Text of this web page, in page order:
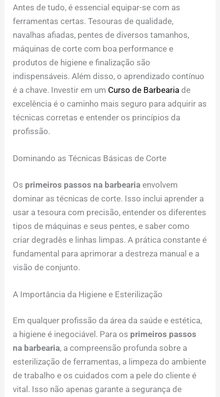
Antes de tudo, é essencial equipar-se com as
ferramentas certas. Tesouras de qualidade,
navalhas afiadas, pentes de diversos tamanhos,
máquinas de corte com boa performance e
produtos de higiene e finalização são
indispensáveis. Além disso, o aprendizado contínuo
é a chave. Investir em um Curso de Barbearia de
excelência é o caminho mais seguro para adquirir as
técnicas corretas e entender os princípios da
profissão.
Dominando as Técnicas Básicas de Corte
Os primeiros passos na barbearia envolvem
dominar as técnicas de corte. Isso inclui aprender a
usar a tesoura com precisão, entender os diferentes
tipos de máquinas e seus pentes, e saber como
criar degradês e linhas limpas. A prática constante é
fundamental para aprimorar a destreza manual e a
visão de conjunto.
A Importância da Higiene e Esterilização
Em qualquer profissão da área da saúde e estética,
a higiene é inegociável. Para os primeiros passos
na barbearia, a compreensão profunda sobre a
esterilização de ferramentas, a limpeza do ambiente
de trabalho e os cuidados com a pele do cliente é
vital. Isso não apenas garante a segurança de